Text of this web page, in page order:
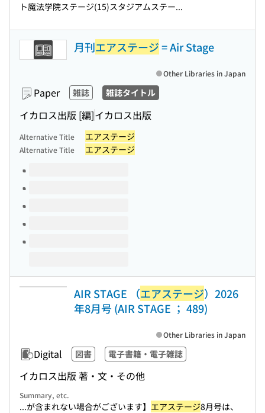
ト魔法学院ステージ(15)スタジアムステー...
月刊エアステージ= Air Stage
Paper 雑誌 雑誌タイトル
イカロス出版 [編]イカロス出版
Other Libraries in Japan
Alternative Title エアステージ
Alternative Title エアステージ
Volumes of this title
AIR STAGE （エアステージ）2026
年8月号 (AIR STAGE ； 489)
Digital 図書 電子書籍・電子雑誌
イカロス出版 著・文・その他
Other Libraries in Japan
Summary, etc.
...が含まれない場合がございます】 エアステージ8月号は、